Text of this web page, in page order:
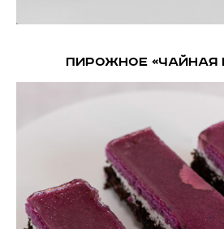
Пирожное «Чайная